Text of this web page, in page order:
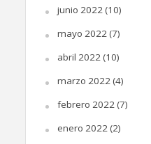
junio 2022(10)
mayo 2022(7)
abril 2022(10)
marzo 2022(4)
febrero 2022(7)
enero 2022(2)